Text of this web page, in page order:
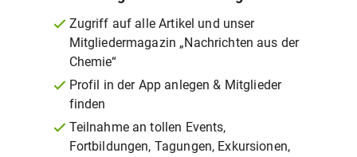
Zugriff auf alle Artikel und unser
Mitgliedermagazin „Nachrichten aus der
Chemie“
Profil in der App anlegen & Mitglieder
finden
Teilnahme an tollen Events,
Fortbildungen, Tagungen, Exkursionen,